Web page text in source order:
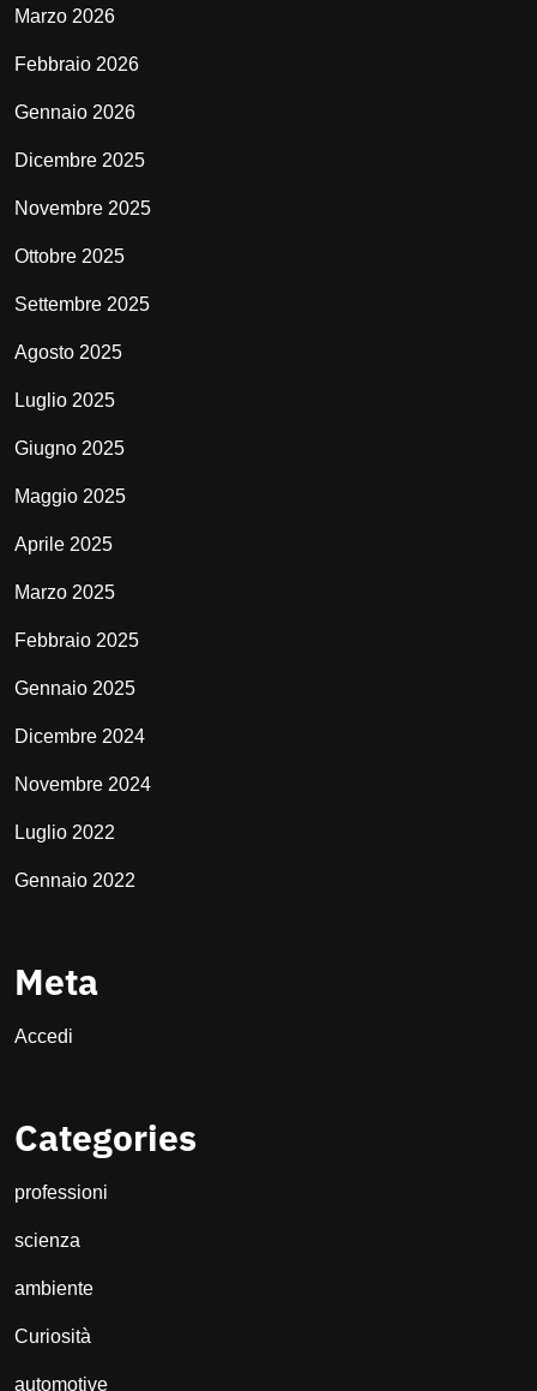
Marzo 2026
Febbraio 2026
Gennaio 2026
Dicembre 2025
Novembre 2025
Ottobre 2025
Settembre 2025
Agosto 2025
Luglio 2025
Giugno 2025
Maggio 2025
Aprile 2025
Marzo 2025
Febbraio 2025
Gennaio 2025
Dicembre 2024
Novembre 2024
Luglio 2022
Gennaio 2022
Meta
Accedi
Categories
professioni
scienza
ambiente
Curiosità
automotive